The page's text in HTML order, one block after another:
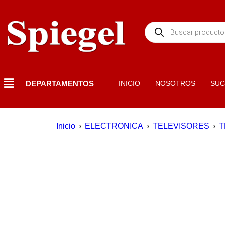
DEPARTAMENTOS INICIO NOSOTROS
Inicio › ELECTRONICA › TELEVISORES ›